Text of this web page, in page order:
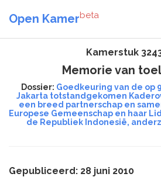
Open Kamerbeta
Kamerstuk
Memorie van
Dossier: Goedkeuring van de op
Jakarta totstandgekomen
een breed partnerschap en
Europese Gemeenschap en haar
de Republiek Indonesië,
Gepubliceerd: 28 juni 2010